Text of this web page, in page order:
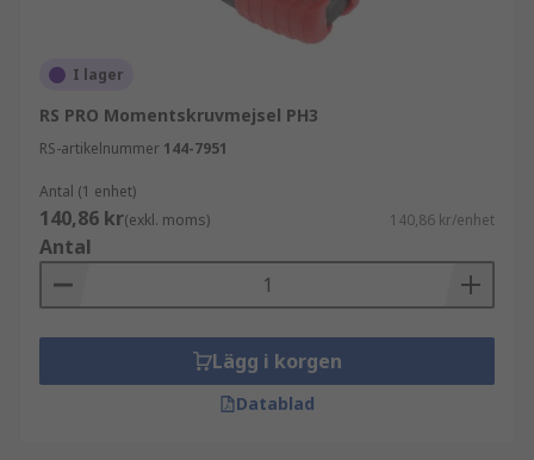
I lager
RS PRO Momentskruvmejsel PH3
RS-artikelnummer 144-7951
Antal (1 enhet)
140,86 kr(exkl. moms) 140,86 kr/enhet
Antal
Lägg i korgen
Datablad